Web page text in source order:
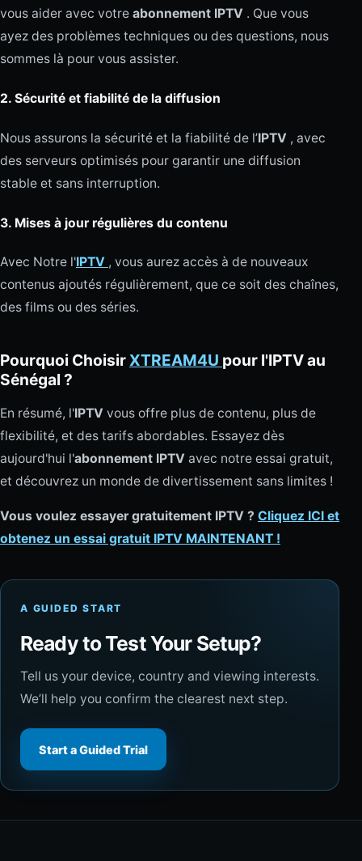
vous aider avec votre abonnement IPTV . Que vous
ayez des problèmes techniques ou des questions, nous
sommes là pour vous assister.
2. Sécurité et fiabilité de la diffusion
Nous assurons la sécurité et la fiabilité de l’IPTV , avec
des serveurs optimisés pour garantir une diffusion
stable et sans interruption.
3. Mises à jour régulières du contenu
Avec Notre l'IPTV , vous aurez accès à de nouveaux
contenus ajoutés régulièrement, que ce soit des chaînes,
des films ou des séries.
Pourquoi ChoisirXTREAM4U pour l'IPTV au
Sénégal ?
En résumé, l'IPTV vous offre plus de contenu, plus de
flexibilité, et des tarifs abordables. Essayez dès
aujourd'hui l'abonnement IPTV avec notre essai gratuit,
et découvrez un monde de divertissement sans limites !
Vous voulez essayer gratuitement IPTV ? Cliquez ICI et
obtenez un essai gratuit IPTV MAINTENANT !
A GUIDED START
Ready to Test Your Setup?
Tell us your device, country and viewing interests.
We’ll help you confirm the clearest next step.
Start a Guided Trial